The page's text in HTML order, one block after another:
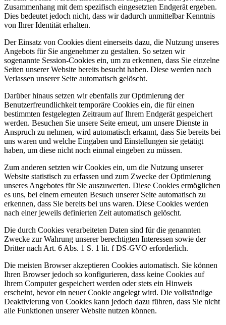
Zusammenhang mit dem spezifisch eingesetzten Endgerät ergeben.
Dies bedeutet jedoch nicht, dass wir dadurch unmittelbar Kenntnis
von Ihrer Identität erhalten.
Der Einsatz von Cookies dient einerseits dazu, die Nutzung unseres
Angebots für Sie angenehmer zu gestalten. So setzen wir
sogenannte Session-Cookies ein, um zu erkennen, dass Sie einzelne
Seiten unserer Website bereits besucht haben. Diese werden nach
Verlassen unserer Seite automatisch gelöscht.
Darüber hinaus setzen wir ebenfalls zur Optimierung der
Benutzerfreundlichkeit temporäre Cookies ein, die für einen
bestimmten festgelegten Zeitraum auf Ihrem Endgerät gespeichert
werden. Besuchen Sie unsere Seite erneut, um unsere Dienste in
Anspruch zu nehmen, wird automatisch erkannt, dass Sie bereits bei
uns waren und welche Eingaben und Einstellungen sie getätigt
haben, um diese nicht noch einmal eingeben zu müssen.
Zum anderen setzten wir Cookies ein, um die Nutzung unserer
Website statistisch zu erfassen und zum Zwecke der Optimierung
unseres Angebotes für Sie auszuwerten. Diese Cookies ermöglichen
es uns, bei einem erneuten Besuch unserer Seite automatisch zu
erkennen, dass Sie bereits bei uns waren. Diese Cookies werden
nach einer jeweils definierten Zeit automatisch gelöscht.
Die durch Cookies verarbeiteten Daten sind für die genannten
Zwecke zur Wahrung unserer berechtigten Interessen sowie der
Dritter nach Art. 6 Abs. 1 S. 1 lit. f DS-GVO erforderlich.
Die meisten Browser akzeptieren Cookies automatisch. Sie können
Ihren Browser jedoch so konfigurieren, dass keine Cookies auf
Ihrem Computer gespeichert werden oder stets ein Hinweis
erscheint, bevor ein neuer Cookie angelegt wird. Die vollständige
Deaktivierung von Cookies kann jedoch dazu führen, dass Sie nicht
alle Funktionen unserer Website nutzen können.